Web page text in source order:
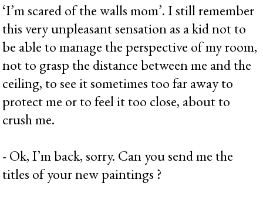
‘I’m scared of the walls mom’. I still remember
this very unpleasant sensation as a kid not to
be able to manage the perspective of my room,
not to grasp the distance between me and the
ceiling, to see it sometimes too far away to
protect me or to feel it too close, about to
crush me.
- Ok, I’m back, sorry. Can you send me the
titles of your new paintings ?